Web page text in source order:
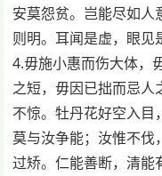
安莫怨贫。岂能尽如
则明。耳闻是虚，眼见
4.毋施小惠而伤大体，
之短，毋因已拙而忌
不惊。牡丹花好空入
莫与汝争能；汝惟不伐
过矫。仁能善断，清能